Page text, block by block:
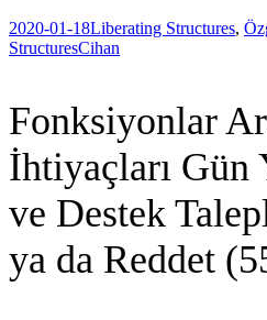
2020-01-18Liberating Structures,
StructuresCihan
Fonksiyonlar
İhtiyaçları Gün
ve Destek
ya da Reddet